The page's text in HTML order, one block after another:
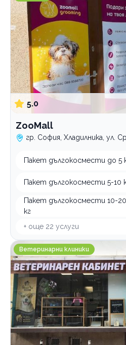
5.0
ZooMall
гр. София, Хладилника, ул.
Пакет дългокосмести до 5
Пакет дългокосмести 5-10
Пакет дългокосмести 10-20
кг
+ още 22 услуги
Ветеринарен кабинет и
Ветеринарни клиники